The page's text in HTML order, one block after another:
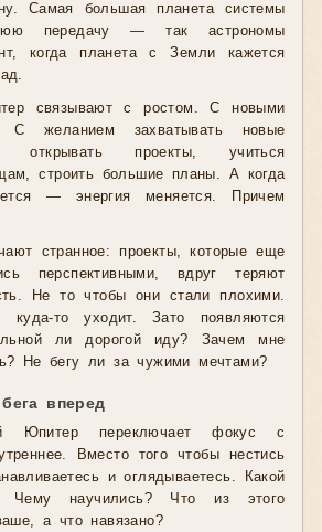
Самая большая планета системы
передачу — так астрономы
когда планета с Земли кажется
связывают с ростом. С новыми
С желанием захватывать новые
открывать проекты, учиться
строить большие планы. А когда
— энергия меняется. Причем
странное: проекты, которые еще
перспективными, вдруг теряют
Не то чтобы они стали плохими.
куда-то уходит. Зато появляются
ли дорогой иду? Зачем мне
Не бегу ли за чужими мечтами?
вперед
Юпитер переключает фокус с
Вместо того чтобы нестись
и оглядываетесь. Какой
Чему научились? Что из этого
а что навязано?